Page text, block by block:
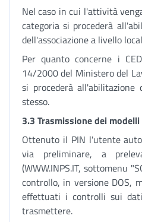
Nel caso in cui l'attività
categoria si procederà
dell'associazione a livello
Per quanto concerne i
14/2000 del Ministero del
si procederà all'abilitazione
stesso.
3.3 Trasmissione dei
Ottenuto il PIN l'utente
via preliminare, a
(WWW.INPS.IT, sottomenu
controllo, in versione DOS,
effettuati i controlli sui
trasmettere.